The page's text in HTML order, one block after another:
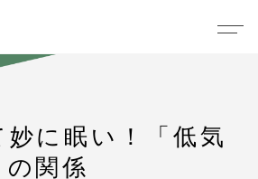
に眠い！「低気
関係